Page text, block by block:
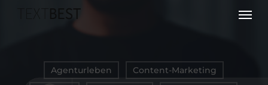
Menu
Agenturleben
Content-Marketing